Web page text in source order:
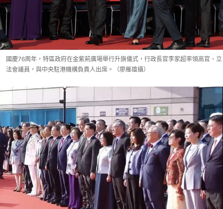
國慶76周年，特區政府在金紫荊廣場舉行升旗儀式，行政長官李家超率領高官、立
法會議員，與中央駐港機構負責人出席。（廖雁雄攝）